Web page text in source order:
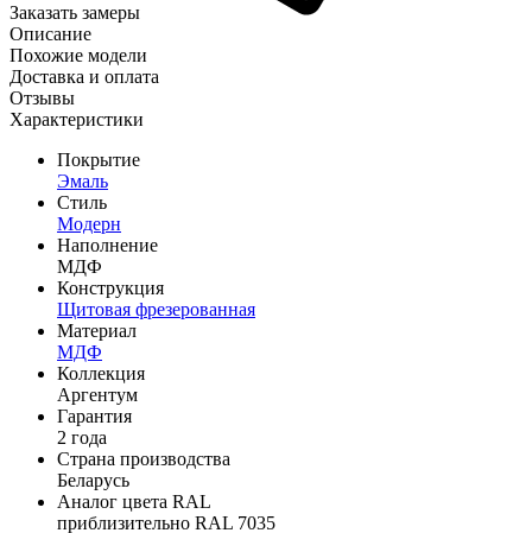
Заказать замеры
Описание
Похожие модели
Доставка и оплата
Отзывы
Характеристики
Покрытие
Эмаль
Стиль
Модерн
Наполнение
МДФ
Конструкция
Щитовая фрезерованная
Материал
МДФ
Коллекция
Аргентум
Гарантия
2 года
Страна производства
Беларусь
Аналог цвета RAL
приблизительно RAL 7035